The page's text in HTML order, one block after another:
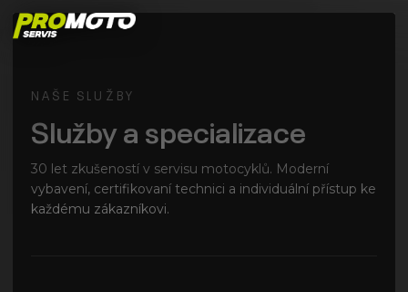
NAŠE SLUŽBY
Služby a specializace
30 let zkušeností v servisu motocyklů. Moderní
vybavení, certifikovaní technici a individuální přístup ke
každému zákazníkovi.